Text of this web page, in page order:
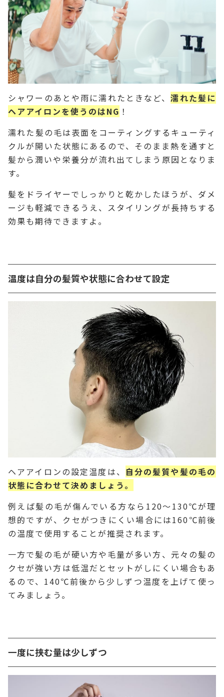
シャワーのあとや雨に濡れたときなど、濡れた髪に
ヘアアイロンを使うのはNG ！
濡れた髪の毛は表面をコーティングするキューティ
クルが開いた状態にあるので、そのまま熱を通すと
髪から潤いや栄養分が流れ出てしまう原因となりま
す。
髪をドライヤーでしっかりと乾かしたほうが、ダメ
ージも軽減できるうえ、スタイリングが長持ちする
効果も期待できますよ。
温度は自分の髪質や状態に合わせて設定
ヘアアイロンの設定温度は、 自分の髪質や髪の毛の
状態に合わせて決めましょう。
例えば髪の毛が傷んでいる方なら120～130℃が理
想的ですが、クセがつきにくい場合には160℃前後
の温度で使用することが推奨されます。
一方で髪の毛が硬い方や毛量が多い方、元々の髪の
クセが強い方は低温だとセットがしにくい場合もあ
るので、140℃前後から少しずつ温度を上げて使っ
てみましょう。
一度に挟む量は少しずつ